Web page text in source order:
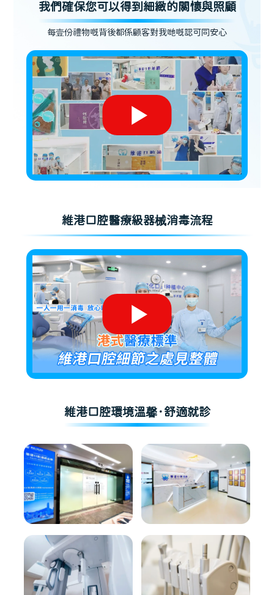
我們確保您可以得到細緻的關懷與照顧
每壹份禮物嘅背後都係顧客對我哋嘅認可同安心
維港口腔醫療級器械消毒流程
維港口腔環境溫馨·舒適就診